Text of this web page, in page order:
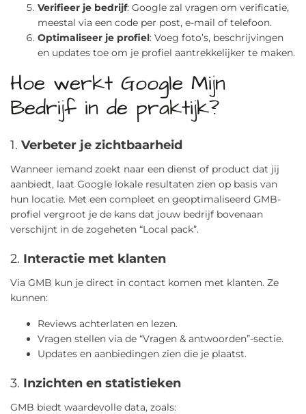
Verifieer je bedrijf: Google zal vragen om verificatie,
meestal via een code per post, e-mail of telefoon.
Optimaliseer je profiel: Voeg foto’s, beschrijvingen
en updates toe om je profiel aantrekkelijker te maken.
Hoe werkt Google Mijn
Bedrijf in de praktijk?
1. Verbeter je zichtbaarheid
Wanneer iemand zoekt naar een dienst of product dat jij
aanbiedt, laat Google lokale resultaten zien op basis van
hun locatie. Met een compleet en geoptimaliseerd GMB-
profiel vergroot je de kans dat jouw bedrijf bovenaan
verschijnt in de zogeheten “Local pack”.
2. Interactie met klanten
Via GMB kun je direct in contact komen met klanten. Ze
kunnen:
Reviews achterlaten en lezen.
Vragen stellen via de “Vragen & antwoorden”-sectie.
Updates en aanbiedingen zien die je plaatst.
3. Inzichten en statistieken
GMB biedt waardevolle data, zoals: